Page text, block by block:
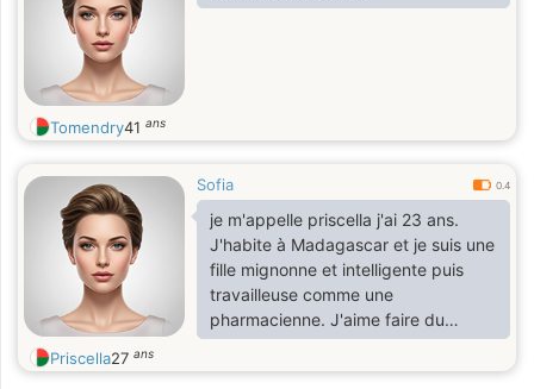
Tomendry41 ans
Sofia 0.4
je m'appelle priscella j'ai 23 ans.
J'habite à Madagascar et je suis une
fille mignonne et intelligente puis
travailleuse comme une
pharmacienne. J'aime faire du
voyage et lire une livre romantique
Priscella27 ans